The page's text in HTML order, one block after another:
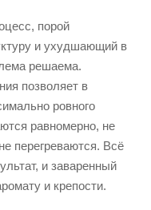
порой
и ухудшающий в
решаема.
позволяет в
ровного
равномерно, не
перегреваются. Всё
и заваренный
и крепости.